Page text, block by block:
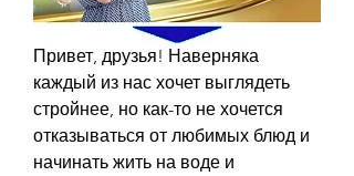
Привет, друзья! Наверняка
каждый из нас хочет выглядеть
стройнее, но как-то не хочется
отказываться от любимых блюд и
начинать жить на воде и